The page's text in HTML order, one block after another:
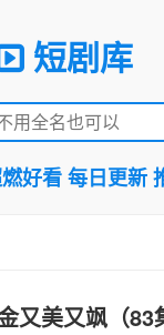
短剧库
好看 每日更新
又美又飒（83